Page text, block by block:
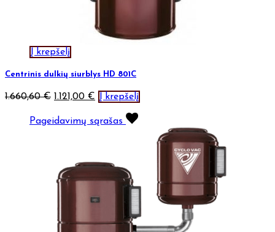
Į krepšelį
Centrinis dulkių siurblys HD 801C
1.660,60€ 1.121,00 € Į krepšelį
Pageidavimų sąrašas